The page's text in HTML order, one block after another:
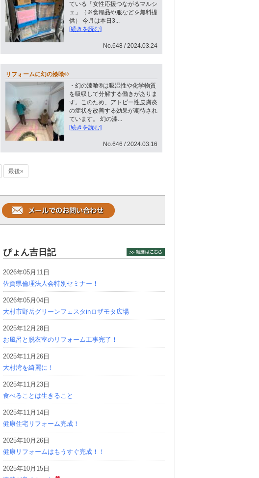
ている「女性応援つながるマルシ
ェ」（※食糧品や服などを無料提
供） 今月は本日3...
[続きを読む]
No.648 / 2024.03.24
リフォームに幻の漆喰®︎
・幻の漆喰®︎は吸湿性や化学物質
を吸収して分解する働きがありま
す。このため、アトピー性皮膚炎
の症状を改善する効果が期待され
ています。 幻の漆...
[続きを読む]
No.646 / 2024.03.16
最後»
ぴょん吉日記
2026年05月11日
佐賀県倫理法人会特別セミナー！
2026年05月04日
大村市野岳グリーンフェスタinロザモタ広場
2025年12月28日
お風呂と脱衣室のリフォーム工事完了！
2025年11月26日
大村湾を綺麗に！
2025年11月23日
食べることは生きること
2025年11月14日
健康住宅リフォーム完成！
2025年10月26日
健康リフォームはもうすぐ完成！！
2025年10月15日